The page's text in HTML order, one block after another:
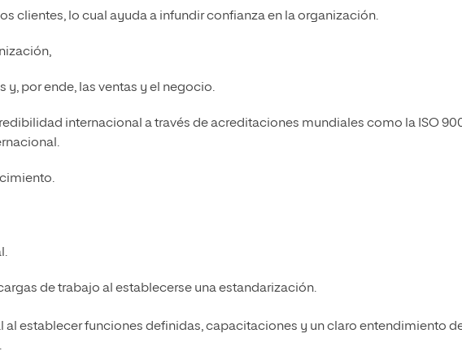
clientes, lo cual ayuda a infundir confianza en la organización.
y, por ende, las ventas y el negocio.
internacional a través de acreditaciones mundiales como la ISO
de trabajo al establecerse una estandarización.
al establecer funciones definidas, capacitaciones y un claro entendimiento